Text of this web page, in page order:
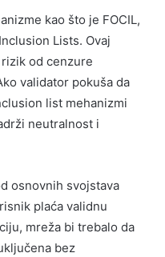
kao što je FOCIL,
Lists. Ovaj
od cenzure
validator pokuša da
list mehanizmi
neutralnost i
osnovnih svojstava
plaća validnu
mreža bi trebalo da
bez